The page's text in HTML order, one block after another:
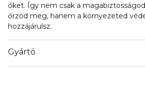
őket. Így nem csak a
őrzöd meg, hanem a környezeted
hozzájárulsz.
Gyártó